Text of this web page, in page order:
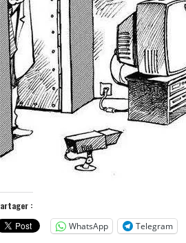
:
WhatsApp
Telegram